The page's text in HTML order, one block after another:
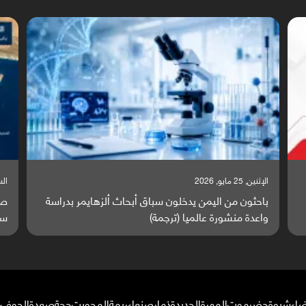
السبت, 23 مايو, 2026
صراع دولي يتصاعد قرب اليمن والبحر الأحمر يتحول إلى
ساحة مواجهة عالمية (ترجمة)